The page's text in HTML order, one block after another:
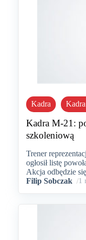
Kadra
Kadra M-21:
szkoleniową
Trener
ogłosił listę
Akcja odbędzie
Filip Sobczak /1